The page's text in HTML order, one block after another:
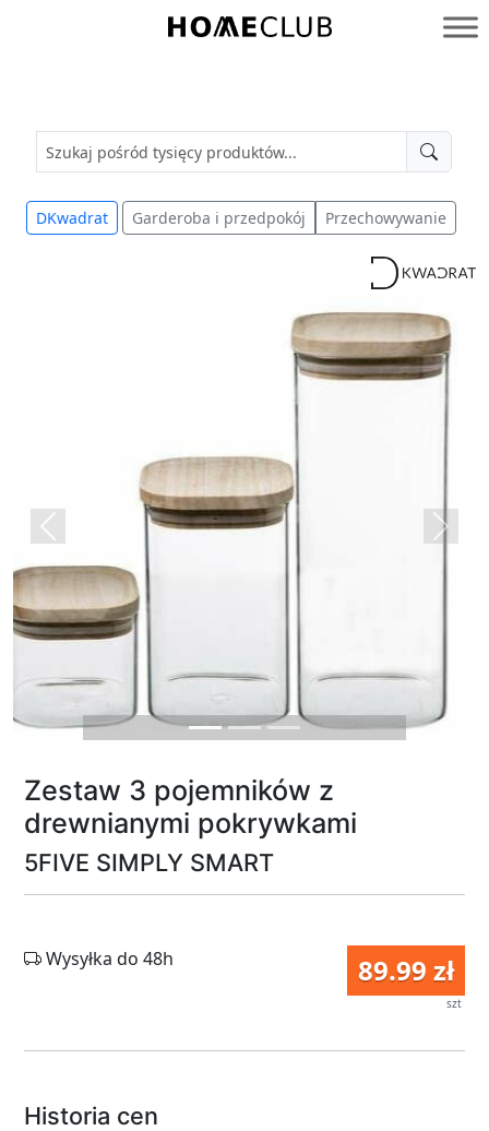
Homeclub
DKwadrat Garderoba i przedpokój Przechowywanie
Previous Next
Zestaw 3 pojemników z
drewnianymi pokrywkami
5FIVE SIMPLY SMART
89.99 zł
szt
Wysyłka do 48h
Historia cen